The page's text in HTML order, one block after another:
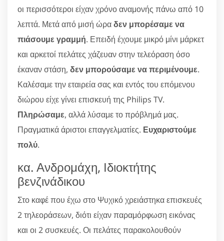
οι περισσότεροι είχαν χρόνο αναμονής πάνω από 10
λεπτά. Μετά από μισή ώραδεν μπορέσαμε να
πιάσουμε γραμμή. Επειδή έχουμε μικρό μίνι μάρκετ
και αρκετοί πελάτες χάζευαν στην τελεόραση όσο
έκαναν στάση, δεν μπορούσαμε να περιμένουμε.
Καλέσαμε την εταιρεία σας και εντός του επόμενου
διώρου είχε γίνει επισκευή της Philips TV.
Πληρώσαμε, αλλά λύσαμε το πρόβλημά μας.
Πραγματικά άριστοι επαγγελματίες. Ευχαριστούμε
πολύ.
κα. Ανδρομάχη, Ιδιοκτήτης
βενζινάδικου
Στο καφέ που έχω στο Ψυχικό χρειάστηκα επισκευές
2 τηλεοράσεων, διότι είχαν παραμόρφωση εικόνας
και οι 2 συσκευές. Οι πελάτες παρακολουθούν